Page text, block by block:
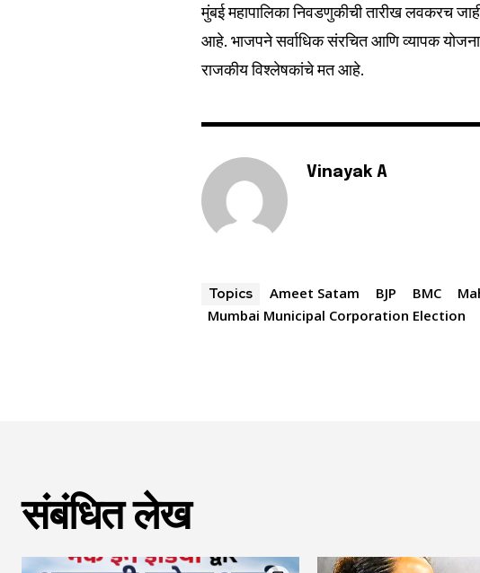
मुंबई महापालिका निवडणुकीची तारीख लवकरच
आहे. भाजपने सर्वाधिक संरचित आणि व्यापक
राजकीय विश्लेषकांचे मत आहे.
Vinayak A
Topics Ameet Satam BJP BMC
Mumbai Municipal Corporation Election
संबंधित लेख